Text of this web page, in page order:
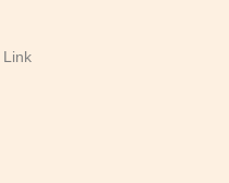
Link